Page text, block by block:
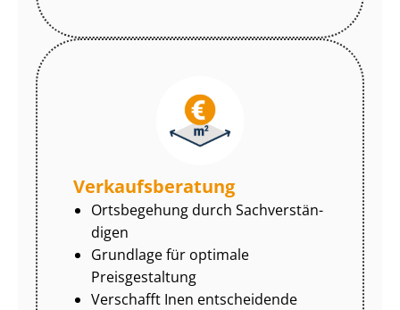
Ver­kaufs­be­ra­tung
Ortsbegehung durch Sach­ver­stän­
di­gen
Grundlage für optimale
Preisgestaltung
Verschafft Inen entscheidende